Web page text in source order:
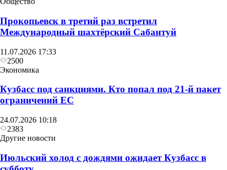
Другие новости
В воскресенье в Кузбассе сначала похолодает до
+6, а затем потеплеет до +27
Прокопьевск в третий раз встретил
Международный шахтёрский Сабантуй
11.07.2026 17:33
2500
Экономика
Кузбасс под санкциями. Кто попал под 21‑й пакет
ограничений ЕС
24.07.2026 10:18
2383
Другие новости
Июльский холод с дождями ожидает Кузбасс в